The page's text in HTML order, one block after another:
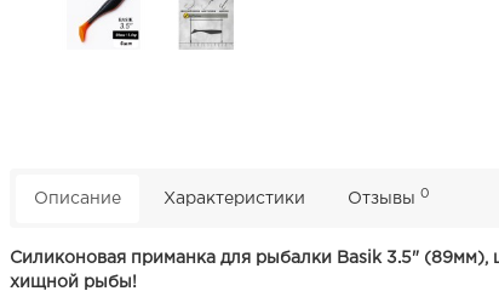
Описание Характеристики Отзывы 0
Силиконовая приманка для рыбалки Basik 3.5"
хищной рыбы!